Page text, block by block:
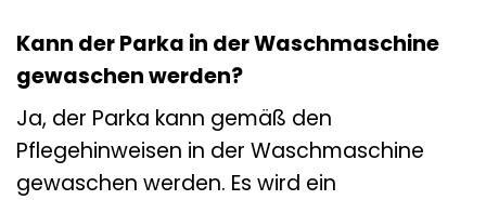
Kann der Parka in der Waschmaschine
gewaschen werden?
Ja, der Parka kann gemäß den
Pflegehinweisen in der Waschmaschine
gewaschen werden. Es wird ein